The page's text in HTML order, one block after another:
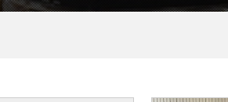
試乗車でさがす